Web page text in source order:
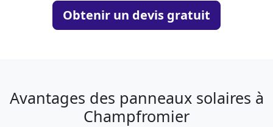
Obtenir un devis gratuit
Avantages des panneaux solaires à
Champfromier